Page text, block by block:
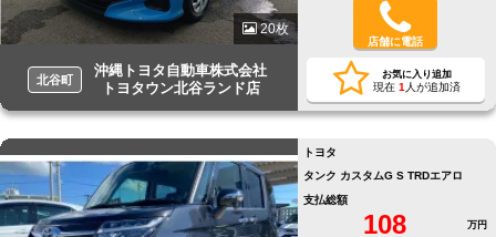
20枚
北谷町
沖縄トヨタ自動車株式会社
トヨタウン北谷ランド店
店舗に電話
お気に入り追加
現在 1 人が追加済
トヨタ
タンク カスタムG S TRDエアロ
支払総額
108
万円